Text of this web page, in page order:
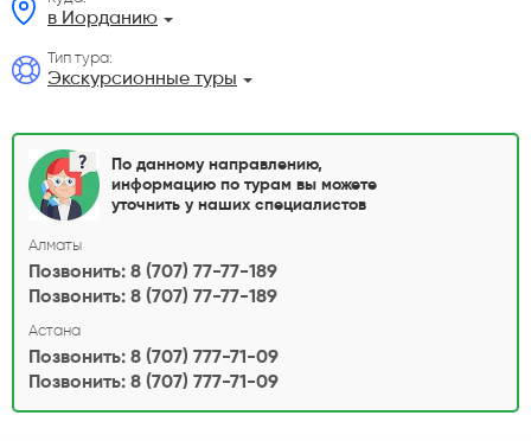
в Иорданию
Тип тура:
Экскурсионные туры
По данному направлению,
информацию по турам вы можете
уточнить у наших специалистов
Алматы
Позвонить: 8 (707) 77-77-189
Позвонить: 8 (707) 77-77-189
Астана
Позвонить: 8 (707) 777-71-09
Позвонить: 8 (707) 777-71-09